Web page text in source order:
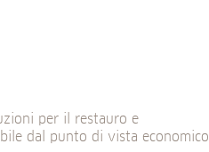
per il restauro e
dal punto di vista economico,